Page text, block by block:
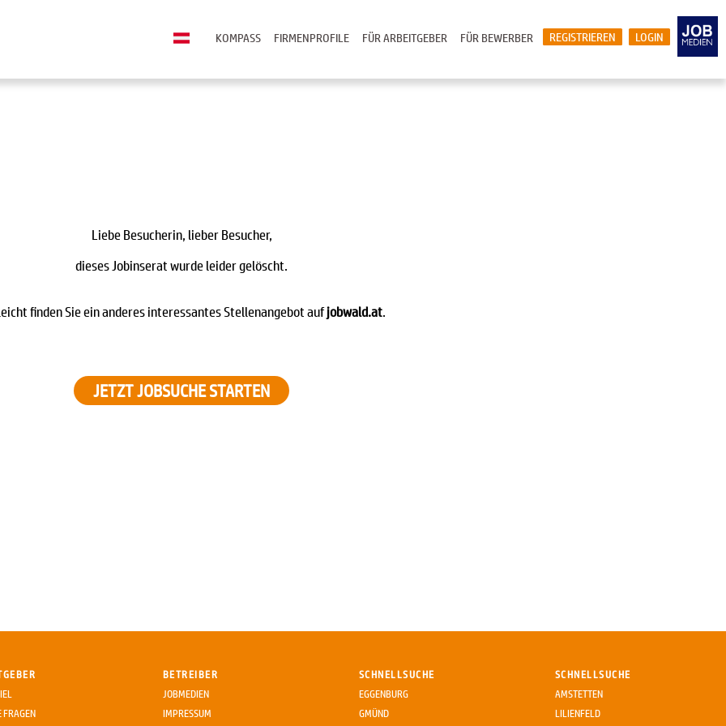
LOGIN
REGISTRIEREN
FÜR BEWERBER
FÜR ARBEITGEBER
FIRMENPROFILE
KOMPASS
Liebe Besucherin, lieber Besucher,
dieses Jobinserat wurde leider gelöscht.
finden Sie ein anderes interessantes Stellenangebot aufjobwald.at
JETZT JOBSUCHE STARTEN
FRAGEN
BETREIBER
JOBMEDIEN
IMPRESSUM
SCHNELLSUCHE
EGGENBURG
GMÜND
SCHNELLSUCHE
AMSTETTEN
LILIENFELD